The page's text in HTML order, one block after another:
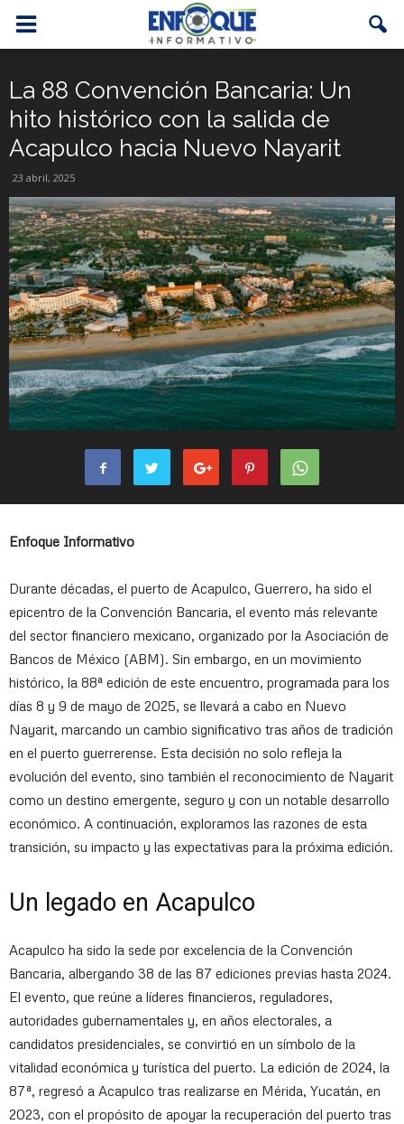
La 88 Convención Bancaria: Un
hito histórico con la salida de
Acapulco hacia Nuevo Nayarit
23 abril, 2025
Enfoque Informativo
Durante décadas, el puerto de Acapulco, Guerrero, ha sido el
epicentro de la Convención Bancaria, el evento más relevante
del sector financiero mexicano, organizado por la Asociación de
Bancos de México (ABM). Sin embargo, en un movimiento
histórico, la 88ª edición de este encuentro, programada para los
días 8 y 9 de mayo de 2025, se llevará a cabo en Nuevo
Nayarit, marcando un cambio significativo tras años de tradición
en el puerto guerrerense. Esta decisión no solo refleja la
evolución del evento, sino también el reconocimiento de Nayarit
como un destino emergente, seguro y con un notable desarrollo
económico. A continuación, exploramos las razones de esta
transición, su impacto y las expectativas para la próxima edición.
Un legado en Acapulco
Acapulco ha sido la sede por excelencia de la Convención
Bancaria, albergando 38 de las 87 ediciones previas hasta 2024.
El evento, que reúne a líderes financieros, reguladores,
autoridades gubernamentales y, en años electorales, a
candidatos presidenciales, se convirtió en un símbolo de la
vitalidad económica y turística del puerto. La edición de 2024, la
87ª, regresó a Acapulco tras realizarse en Mérida, Yucatán, en
2023, con el propósito de apoyar la recuperación del puerto tras